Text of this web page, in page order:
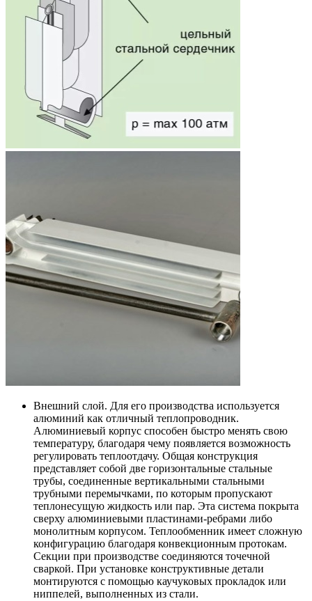
Внешний слой. Для его производства используется
алюминий как отличный теплопроводник.
Алюминиевый корпус способен быстро менять свою
температуру, благодаря чему появляется возможность
регулировать теплоотдачу. Общая конструкция
представляет собой две горизонтальные стальные
трубы, соединенные вертикальными стальными
трубными перемычками, по которым пропускают
теплонесущую жидкость или пар. Эта система покрыта
сверху алюминиевыми пластинами-ребрами либо
монолитным корпусом. Теплообменник имеет сложную
конфигурацию благодаря конвекционным протокам.
Секции при производстве соединяются точечной
сваркой. При установке конструктивные детали
монтируются с помощью каучуковых прокладок или
ниппелей, выполненных из стали.